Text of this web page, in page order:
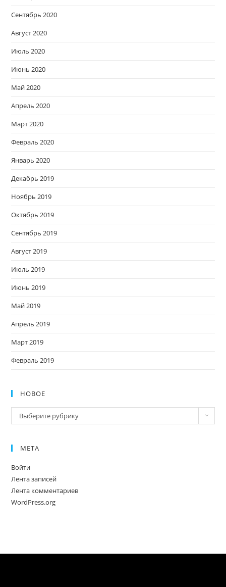
Сентябрь 2020
Август 2020
Июль 2020
Июнь 2020
Май 2020
Апрель 2020
Март 2020
Февраль 2020
Январь 2020
Декабрь 2019
Ноябрь 2019
Октябрь 2019
Сентябрь 2019
Август 2019
Июль 2019
Июнь 2019
Май 2019
Апрель 2019
Март 2019
Февраль 2019
НОВОЕ
Новое
Выберите рубрику
МЕТА
Войти
Лента записей
Лента комментариев
WordPress.org